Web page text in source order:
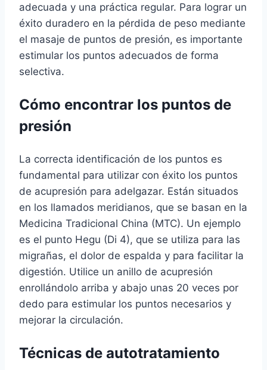
adecuada y una práctica regular. Para lograr un
éxito duradero en la pérdida de peso mediante
el masaje de puntos de presión, es importante
estimular los puntos adecuados de forma
selectiva.
Cómo encontrar los puntos de
presión
La correcta identificación de los puntos es
fundamental para utilizar con éxito los puntos
de acupresión para adelgazar. Están situados
en los llamados meridianos, que se basan en la
Medicina Tradicional China (MTC). Un ejemplo
es el punto Hegu (Di 4), que se utiliza para las
migrañas, el dolor de espalda y para facilitar la
digestión. Utilice un anillo de acupresión
enrollándolo arriba y abajo unas 20 veces por
dedo para estimular los puntos necesarios y
mejorar la circulación.
Técnicas de autotratamiento